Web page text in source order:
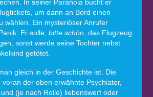
In seiner Paranoia bucht er
um dann an Bord einen
wählen. Ein mysteriöser Anrufer
Er solle, bitte schön, das Flugzeug
sonst werde seine Tochter nebst
getötet.
gleich in der Geschichte ist. Die
der oben erwähnte Psychiater,
(je nach Rolle) liebenswert oder